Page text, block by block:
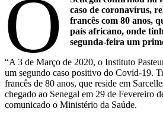
O
caso de coronavírus,
francês com 80 anos,
país africano, onde
segunda-feira um
“A 3 de Março de 2020, o Instituto
um segundo caso positivo do Covid-19.
francês de 80 anos, que reside em
chegado ao Senegal em 29 de Fevereiro
comunicado o Ministério da Saúde.